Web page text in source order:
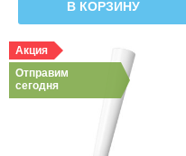
В КОРЗИНУ
Акция
Отправим
сегодня